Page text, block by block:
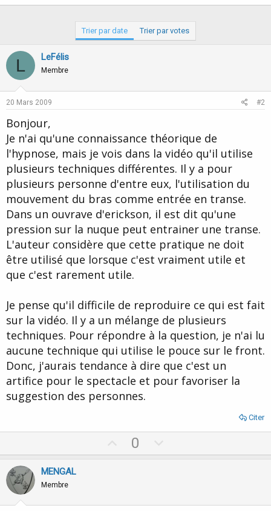
Trier par date Trier par votes
L LeFélis
Membre
20 Mars 2009 #2
Bonjour,
Je n'ai qu'une connaissance théorique de
l'hypnose, mais je vois dans la vidéo qu'il utilise
plusieurs techniques différentes. Il y a pour
plusieurs personne d'entre eux, l'utilisation du
mouvement du bras comme entrée en transe.
Dans un ouvrave d'erickson, il est dit qu'une
pression sur la nuque peut entrainer une transe.
L'auteur considère que cette pratique ne doit
être utilisé que lorsque c'est vraiment utile et
que c'est rarement utile.
Je pense qu'il difficile de reproduire ce qui est fait
sur la vidéo. Il y a un mélange de plusieurs
techniques. Pour répondre à la question, je n'ai lu
aucune technique qui utilise le pouce sur le front.
Donc, j'aurais tendance à dire que c'est un
artifice pour le spectacle et pour favoriser la
suggestion des personnes.
Citer
p
t
0
o
v
MENGAL
Membre